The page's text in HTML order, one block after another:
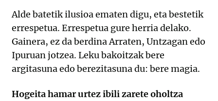
Alde batetik ilusioa ematen digu, eta bestetik
errespetua. Errespetua gure herria delako.
Gainera, ez da berdina Arraten, Untzagan edo
Ipuruan jotzea. Leku bakoitzak bere
argitasuna edo berezitasuna du: bere magia.
Hogeita hamar urtez ibili zarete oholtza